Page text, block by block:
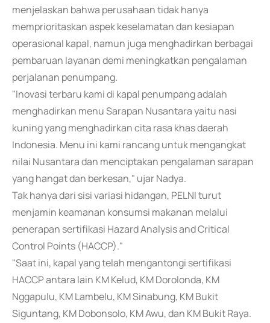
menjelaskan bahwa perusahaan tidak hanya
memprioritaskan aspek keselamatan dan kesiapan
operasional kapal, namun juga menghadirkan berbagai
pembaruan layanan demi meningkatkan pengalaman
perjalanan penumpang.
"Inovasi terbaru kami di kapal penumpang adalah
menghadirkan menu Sarapan Nusantara yaitu nasi
kuning yang menghadirkan cita rasa khas daerah
Indonesia. Menu ini kami rancang untuk mengangkat
nilai Nusantara dan menciptakan pengalaman sarapan
yang hangat dan berkesan," ujar Nadya.
Tak hanya dari sisi variasi hidangan, PELNI turut
menjamin keamanan konsumsi makanan melalui
penerapan sertifikasi Hazard Analysis and Critical
Control Points (HACCP)."
"Saat ini, kapal yang telah mengantongi sertifikasi
HACCP antara lain KM Kelud, KM Dorolonda, KM
Nggapulu, KM Lambelu, KM Sinabung, KM Bukit
Siguntang, KM Dobonsolo, KM Awu, dan KM Bukit Raya.